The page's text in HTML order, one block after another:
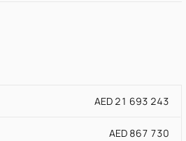
AED 21 693 243
AED 867 730